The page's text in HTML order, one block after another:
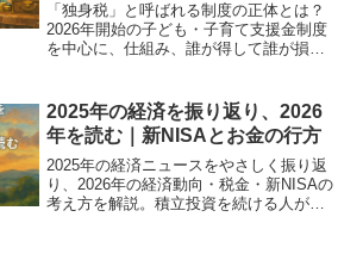
「独身税」と呼ばれる制度の正体とは？
2026年開始の子ども・子育て支援金制度
を中心に、仕組み、誰が得して誰が損を
目線でわかりやすく解説します。
2025年の経済を振り返り、2026
年を読む｜新NISAとお金の行方
2025年の経済ニュースをやさしく振り返
り、2026年の経済動向・税金・新NISAの
考え方を解説。積立投資を続ける人が年